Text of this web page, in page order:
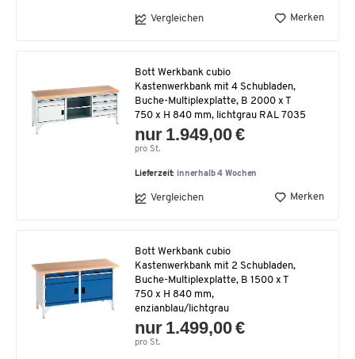
Vergleichen Merken
Bott Werkbank cubio
Kastenwerkbank mit 4 Schubladen,
Buche-Multiplexplatte, B 2000 x T
750 x H 840 mm, lichtgrau RAL 7035
nur 1.949,00 €
pro St.
Lieferzeit: innerhalb 4 Wochen
Vergleichen Merken
Bott Werkbank cubio
Kastenwerkbank mit 2 Schubladen,
Buche-Multiplexplatte, B 1500 x T
750 x H 840 mm,
enzianblau/lichtgrau
nur 1.499,00 €
pro St.